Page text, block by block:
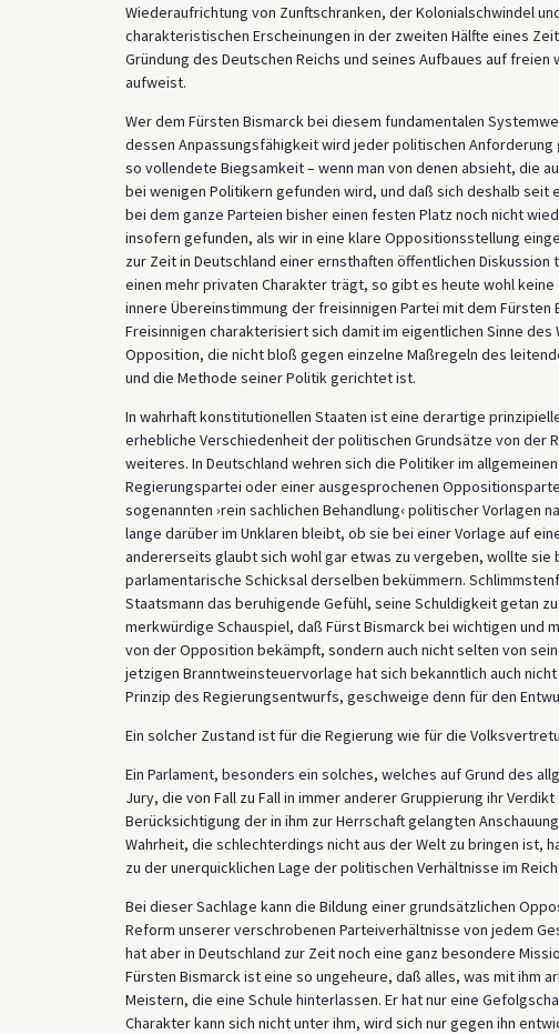
Wiederaufrichtung von Zunftschranken, der Kolonialschwindel
charakteristischen Erscheinungen in der zweiten Hälfte eines
Gründung des Deutschen Reichs und seines Aufbaues auf
aufweist.
Wer dem Fürsten Bismarck bei diesem fundamentalen
dessen Anpassungsfähigkeit wird jeder politischen
so vollendete Biegsamkeit – wenn man von denen absieht, die
bei wenigen Politikern gefunden wird, und daß sich deshalb
bei dem ganze Parteien bisher einen festen Platz noch nicht
insofern gefunden, als wir in eine klare Oppositionsstellung
zur Zeit in Deutschland einer ernsthaften öffentlichen
einen mehr privaten Charakter trägt, so gibt es heute wohl
innere Übereinstimmung der freisinnigen Partei mit dem
Freisinnigen charakterisiert sich damit im eigentlichen Sinne
Opposition, die nicht bloß gegen einzelne Maßregeln des
und die Methode seiner Politik gerichtet ist.
In wahrhaft konstitutionellen Staaten ist eine derartige
erhebliche Verschiedenheit der politischen Grundsätze von
weiteres. In Deutschland wehren sich die Politiker im
Regierungspartei oder einer ausgesprochenen
sogenannten ›rein sachlichen Behandlung‹ politischer
lange darüber im Unklaren bleibt, ob sie bei einer Vorlage auf
andererseits glaubt sich wohl gar etwas zu vergeben, wollte sie
parlamentarische Schicksal derselben bekümmern.
Staatsmann das beruhigende Gefühl, seine Schuldigkeit getan
merkwürdige Schauspiel, daß Fürst Bismarck bei wichtigen und
von der Opposition bekämpft, sondern auch nicht selten von
jetzigen Branntweinsteuervorlage hat sich bekanntlich auch
Prinzip des Regierungsentwurfs, geschweige denn für den
Ein solcher Zustand ist für die Regierung wie für die
Ein Parlament, besonders ein solches, welches auf Grund des
Jury, die von Fall zu Fall in immer anderer Gruppierung ihr
Berücksichtigung der in ihm zur Herrschaft gelangten
Wahrheit, die schlechterdings nicht aus der Welt zu bringen ist,
zu der unerquicklichen Lage der politischen Verhältnisse im
Bei dieser Sachlage kann die Bildung einer grundsätzlichen
Reform unserer verschrobenen Parteiverhältnisse von jedem
hat aber in Deutschland zur Zeit noch eine ganz besondere
Fürsten Bismarck ist eine so ungeheure, daß alles, was mit ihm
Meistern, die eine Schule hinterlassen. Er hat nur eine
Charakter kann sich nicht unter ihm, wird sich nur gegen ihn